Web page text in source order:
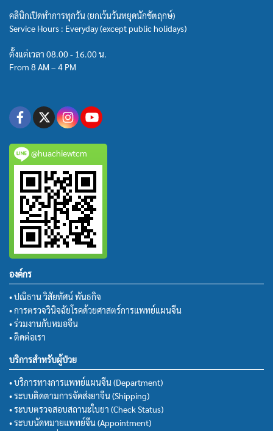
คลินิกเปิดทำการทุกวัน (ยกเว้นวันหยุดนักขัตฤกษ์)
Service Hours : Everyday (except public holidays)
ตั้งแต่เวลา 08.00 - 16.00 น.
From 8 AM – 4 PM
@huachiewtcm
องค์กร
• ปณิธาน วิสัยทัศน์ พันธกิจ
• การตรวจวินิจฉัยโรคด้วยศาสตร์การแพทย์แผนจีน
• ร่วมงานกับหมอจีน
• ติดต่อเรา
บริการสำหรับผู้ป่วย
• บริการทางการแพทย์แผนจีน (Department)
• ระบบติดตามการจัดส่งยาจีน (Shipping)
• ระบบตรวจสอบสถานะใบยา (Check Status)
• ระบบนัดหมายแพทย์จีน (Appointment)